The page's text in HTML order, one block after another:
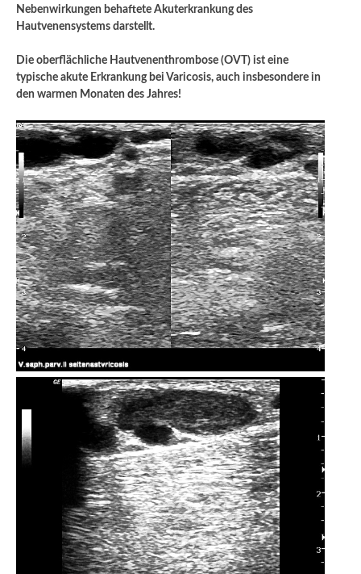
Nebenwirkungen behaftete Akuterkrankung des
Hautvenensystems darstellt.
Die oberflächliche Hautvenenthrombose (OVT) ist eine
typische akute Erkrankung bei Varicosis, auch insbesondere in
den warmen Monaten des Jahres!